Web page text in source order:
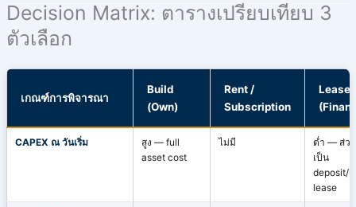
Decision Matrix: ตารางเปรียบเทียบ 3
ตัวเลือก
เกณฑ์การพิจารณา
Build
(Own)
Rent /
Subscription
Lease
CAPEX ณ วันเริ่ม
สูง — full
asset cost
ไม่มี
ต่ำ — ส่ว
เป็น
deposit/
lease